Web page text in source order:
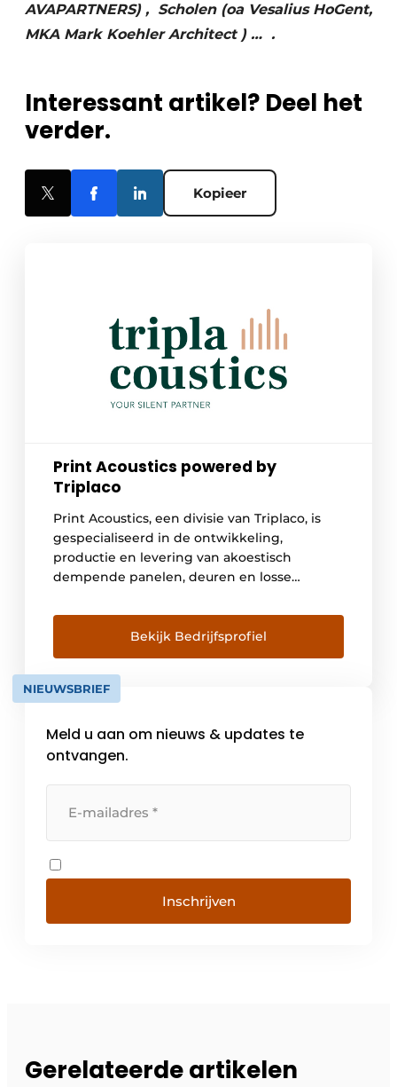
AVAPARTNERS) , Scholen (oa Vesalius HoGent,
MKA Mark Koehler Architect ) … .
Interessant artikel? Deel het
verder.
Kopieer
Print Acoustics powered by
Triplaco
Print Acoustics, een divisie van Triplaco, is
gespecialiseerd in de ontwikkeling,
productie en levering van akoestisch
dempende panelen, deuren en losse
op maat, worden geïntegreerd in de meest
uiteenlopende toepassingen. Wij werken
samen met architecten, installateurs en
bouwheren om steeds de meeste geschikte
oplossing voor elke toepassing uit te
Bekijk Bedrijfsprofiel
NIEUWSBRIEF
Meld u aan om nieuws & updates te
ontvangen.
Inschrijven
Gerelateerde artikelen